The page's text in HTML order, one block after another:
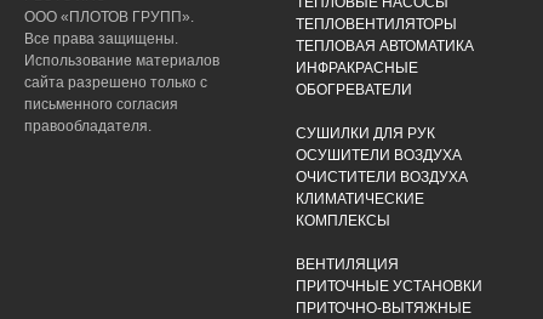
ООО «ПЛОТОВ ГРУПП».
Все права защищены.
Использование материалов
сайта разрешено только с
письменного согласия
правообладателя.
ТЕПЛОВЕНТИЛЯТОРЫ
ТЕПЛОВАЯ АВТОМАТИКА
ИНФРАКРАСНЫЕ
ОБОГРЕВАТЕЛИ
СУШИЛКИ ДЛЯ РУК
ОСУШИТЕЛИ ВОЗДУХА
ОЧИСТИТЕЛИ ВОЗДУХА
КЛИМАТИЧЕСКИЕ
КОМПЛЕКСЫ
ВЕНТИЛЯЦИЯ
ПРИТОЧНЫЕ УСТАНОВКИ
ПРИТОЧНО-ВЫТЯЖНЫЕ